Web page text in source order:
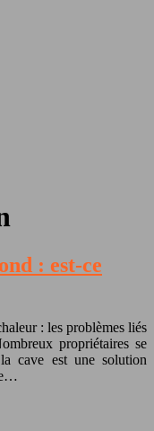
: est-ce
: les problèmes liés
propriétaires se
cave est une solution